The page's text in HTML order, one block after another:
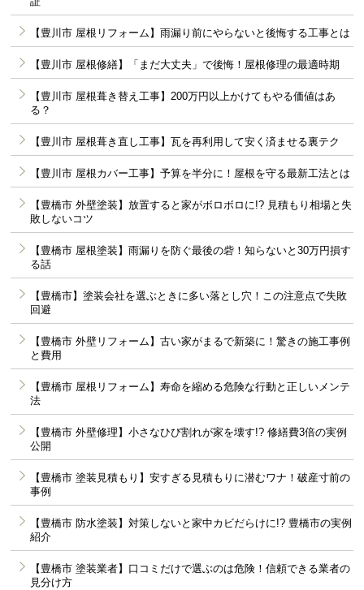
【豊川市 屋根リフォーム】雨漏り前にやらないと後悔する工事とは
【豊川市 屋根修繕】「まだ大丈夫」で後悔！屋根修理の最適時期
【豊川市 屋根葺き替え工事】200万円以上かけてもやる価値はあ
る？
【豊川市 屋根葺き直し工事】瓦を再利用して安く済ませる裏テク
【豊川市 屋根カバー工事】予算を半分に！屋根を守る最新工法とは
【豊橋市 外壁塗装】放置すると家がボロボロに!? 見積もり相場と失
敗しないコツ
【豊橋市 屋根塗装】雨漏りを防ぐ最後の砦！知らないと30万円損す
る話
【豊橋市】塗装会社を選ぶときに多い落とし穴！この注意点で失敗
回避
【豊橋市 外壁リフォーム】古い家がまるで新築に！驚きの施工事例
と費用
【豊橋市 屋根リフォーム】寿命を縮める危険な行動と正しいメンテ
法
【豊橋市 外壁修理】小さなひび割れが家を壊す!? 修繕費3倍の実例
公開
【豊橋市 塗装見積もり】安すぎる見積もりに潜むワナ！破産寸前の
事例
【豊橋市 防水塗装】対策しないと家中カビだらけに!? 豊橋市の実例
紹介
【豊橋市 塗装業者】口コミだけで選ぶのは危険！信頼できる業者の
見分け方